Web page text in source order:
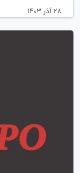
28 آذر 1403